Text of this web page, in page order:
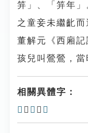
笄」、「笄年
之童妾未繼齔而
董解元《西廂
孩兒叫鶯鶯，當
相關異體字：
𠚙 、 筓 、 䈂